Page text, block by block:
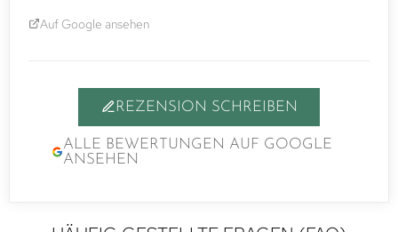
Auf Google ansehen
REZENSION SCHREIBEN
ALLE BEWERTUNGEN AUF GOOGLE
ANSEHEN